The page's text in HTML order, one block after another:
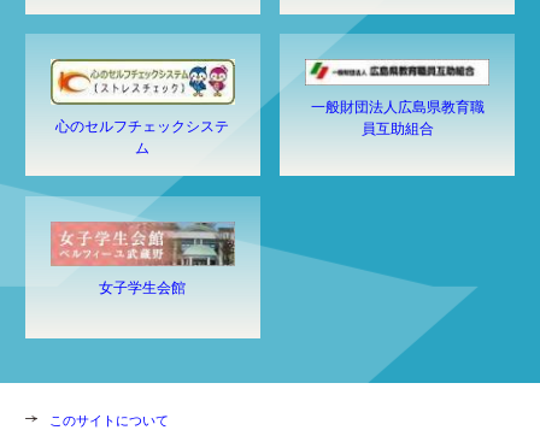
心のセルフチェックシステ
ム
一般財団法人広島県教育職
員互助組合
女子学生会館
このサイトについて